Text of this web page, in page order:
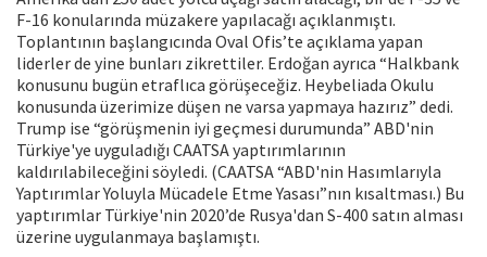
F-16 konularında müzakere yapılacağı açıklanmıştı.
Toplantının başlangıcında Oval Ofis’te açıklama yapan
liderler de yine bunları zikrettiler. Erdoğan ayrıca “Halkbank
konusunu bugün etraflıca görüşeceğiz. Heybeliada Okulu
konusunda üzerimize düşen ne varsa yapmaya hazırız” dedi.
Trump ise “görüşmenin iyi geçmesi durumunda” ABD'nin
Türkiye'ye uyguladığı CAATSA yaptırımlarının
kaldırılabileceğini söyledi. (CAATSA “ABD'nin Hasımlarıyla
Yaptırımlar Yoluyla Mücadele Etme Yasası”nın kısaltması.) Bu
yaptırımlar Türkiye'nin 2020’de Rusya'dan S-400 satın alması
üzerine uygulanmaya başlamıştı.